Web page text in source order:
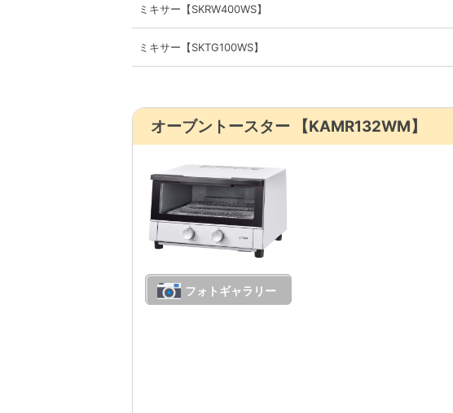
ミキサー【SKRW400WS】
ミキサー【SKTG100WS】
オーブントースター 【KAMR132WM】
フォトギャラリー